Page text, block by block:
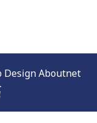
Design Aboutnet